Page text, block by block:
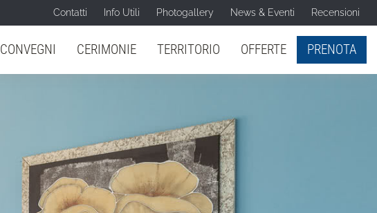
Contatti Info Utili Photogallery News & Eventi Recensioni
CONVEGNI CERIMONIE TERRITORIO OFFERTE PRENOTA